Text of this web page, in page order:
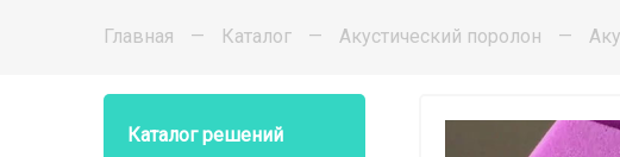
Главная — Каталог — Акустический поролон —
Каталог решений